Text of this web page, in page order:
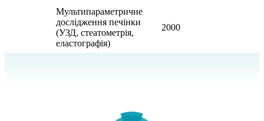
Мультипараметричне
дослідження печінки
(УЗД, стеатометрія,
еластографія)
2000